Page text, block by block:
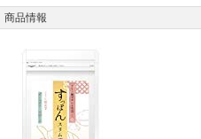
商品情報